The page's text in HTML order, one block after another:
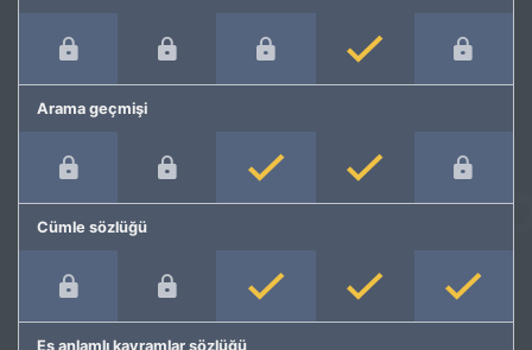
Arama geçmişi
Cümle sözlüğü
Eş anlamlı kavramlar sözlüğü